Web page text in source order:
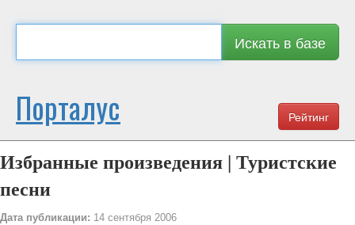
Искать в базе
Рейтинг
Порталус
Избранные произведения | Туристские
песни
Дата публикации: 14 сентября 2006